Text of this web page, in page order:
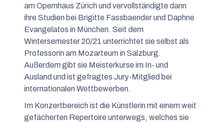
am Opernhaus Zürich und vervollständigte dann
ihre Studien bei Brigitte Fassbaender und Daphne
Evangelatos in München. Seit dem
Wintersemester 20/21 unterrichtet sie selbst als
Professorin am Mozarteum in Salzburg.
Außerdem gibt sie Meisterkurse im In- und
Ausland und ist gefragtes Jury-Mitglied bei
internationalen Wettbewerben.
Im Konzertbereich ist die Künstlerin mit einem weit
gefächerten Repertoire unterwegs, welches sie